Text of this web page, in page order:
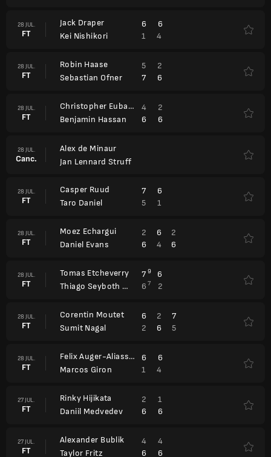
28 JUL.
FT
Jack Draper
Kei Nishikori
6
6
1
4
28 JUL.
FT
Robin Haase
Sebastian Ofner
5
2
7
6
28 JUL.
FT
Christopher Eubanks
Benjamin Hassan
4
2
6
6
28 JUL.
Canc.
Alex de Minaur
Jan Lennard Struff
28 JUL.
FT
Casper Ruud
Taro Daniel
7
6
5
1
28 JUL.
FT
Moez Echargui
Daniel Evans
2 6
2
6
4 6
28 JUL.
FT
Tomas Etcheverry
Thiago Seyboth Wild
7 9
6
6 7 2
28 JUL.
FT
Corentin Moutet
Sumit Nagal
6 2
7
2
6 5
28 JUL.
FT
Felix Auger-Aliassime
Marcos Giron
6
6
1
4
27 JUL.
FT
Rinky Hijikata
Daniil Medvedev
2
1
6
6
27 JUL.
FT
Alexander Bublik
Taylor Fritz
4
4
6
6